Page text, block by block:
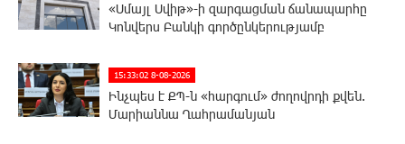
«Սմայլ Սվիթ»-ի զարգացման ճանապարհը
Կոնվերս Բանկի գործընկերությամբ
15:33:02 8-08-2026
Ինչպես է ՔՊ-ն «հարգում» ժողովրդի քվեն.
Մարիաննա Ղահրամանյան